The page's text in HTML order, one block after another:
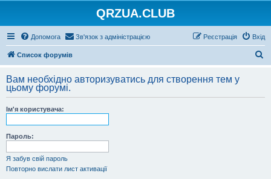
QRZUA.CLUB
Допомога Зв'язок з адміністрацією Вхід
Реєстрація
Список форумів
у
Вам необхідно авторизуватись для створення тем у
цьому форумі.
Ім'я користувача:
Пароль:
Я забув свій пароль
Повторно вислати лист активації